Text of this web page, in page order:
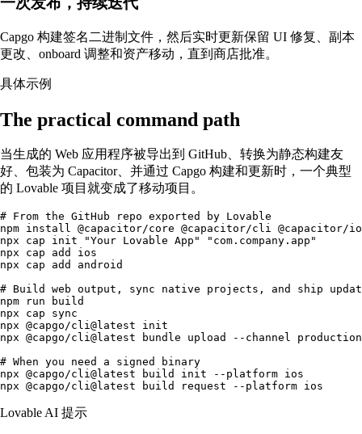
Capgo 构建签名二进制文件，然后实时更新保留 UI 修复、副本
更改、onboard 调整和资产移动，直到商店批准。
具体示例
The practical command path
当生成的 Web 应用程序被导出到 GitHub、转换为静态构建友
好、包装为 Capacitor、并通过 Capgo 构建和更新时，一个典型
的 Lovable 项目就变成了移动项目。
# From the GitHub repo exported by Lovable
npm install @capacitor/core @capacitor/cli @capacitor/
npx cap init "Your Lovable App" "com.company.app"
npx cap add ios
npx cap add android
# Build web output, sync native projects, and ship
npm run build
npx cap sync
npx @capgo/cli@latest init
npx @capgo/cli@latest bundle upload --channel production
# When you need a signed binary
npx @capgo/cli@latest build init --platform ios
npx @capgo/cli@latest build request --platform ios
Lovable AI 提示